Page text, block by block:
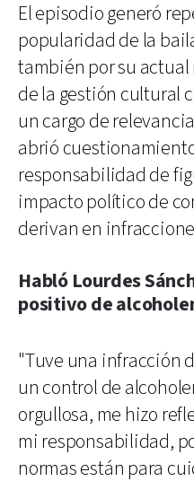
El episodio generó
popularidad de la
también por su
de la gestión cultural
un cargo de
abrió
responsabilidad de
impacto político de
derivan en
Habló Lourdes
positivo de
"Tuve una infracción
un control de
orgullosa, me hizo
mi responsabilidad,
normas están para